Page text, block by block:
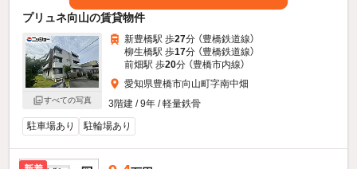
プリュネ向山の賃貸物件
すべての写真
新豊橋駅 歩27分 （豊橋鉄道線）
柳生橋駅 歩17分 （豊橋鉄道線）
前畑駅 歩20分 （豊橋市内線）
愛知県豊橋市向山町字南中畑
3階建 / 9年 / 軽量鉄骨
駐車場あり
駐輪場あり